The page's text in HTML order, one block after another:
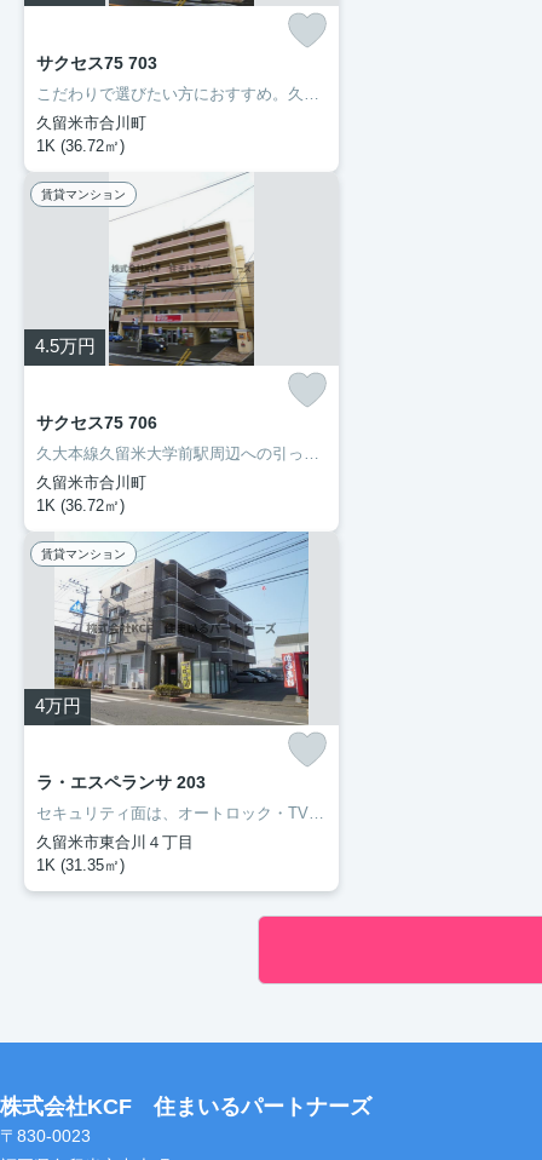
サクセス75 703
こだわりで選びたい方におすすめ。久留米市エリアで住まいをお探しなら「サクセス75」。セブン-イレブン久留米朝妻店まで徒歩2分と近場にコンビニがあるのもポイント。久留米市や久大本線久留米大学前付近でのお部屋探しは当社にお任せください。お気に入りのお部屋で快適な新生活を始めましょう。
久留米市合川町
1K (36.72㎡)
賃貸マンション
4.5万円
サクセス75 706
久大本線久留米大学前駅周辺への引っ越しをお考えなら「サクセス75」。エントランスと玄関の2つのロックで守られているので安全面に優れているオートロック機能があります。洗面化粧台はコンセントや照明、大きな鏡などがついているので化粧や身支度を整える際に便利です。当たり前の生活が、より素敵なものに変わります。新たな物件探しはあなたに活力を与えることでしょう。ぜひとも当社をご利用ください。
久留米市合川町
1K (36.72㎡)
賃貸マンション
4万円
ラ・エスペランサ 203
セキュリティ面は、オートロック・TVインターホンなど充実しているので、防犯対策もばっちりです。収納はシューズボックス・クロゼットなど豊富なので、衣類や履き物の整理がしやすく便利です。外装もおしゃれで快適な生活をおくることができるマンションです。丁寧かつ迅速に対応する事がモットーの当社なら、きっと満足していただけるお部屋探しが可能です。久留米市や久大本線久留米大学前付近のことならお任せ下さい。
久留米市東合川４丁目
1K (31.35㎡)
株式会社KCF 住まいるパートナーズ
〒830-0023